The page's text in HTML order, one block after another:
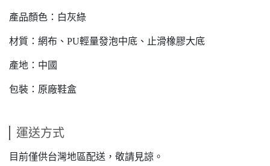
產品顏色：白灰綠
材質：網布、PU輕量發泡中底、止滑橡膠大底
產地：中國
包裝：原廠鞋盒
運送方式
目前僅供台灣地區配送，敬請見諒。